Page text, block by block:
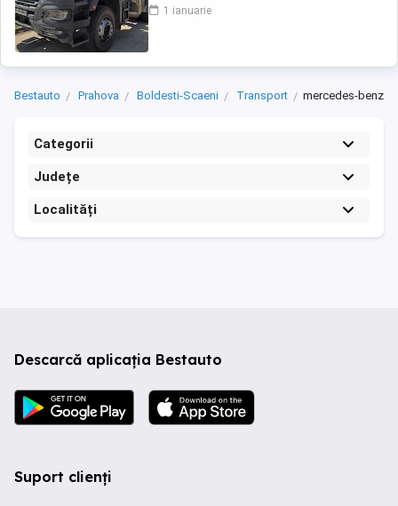
1 ianuarie
Bestauto Prahova Boldesti-Scaeni Transport mercedes-benz
Categorii
Județe
Localități
Descarcă aplicația Bestauto
Suport clienți